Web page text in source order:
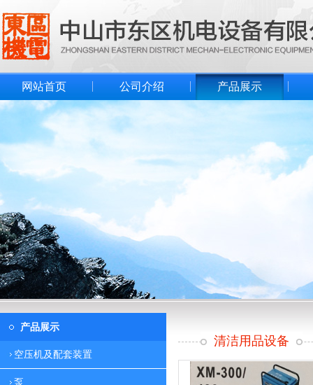
网站首页 公司介绍 产品展示
产品展示
空压机及配套装置
泵
清洁用品设备